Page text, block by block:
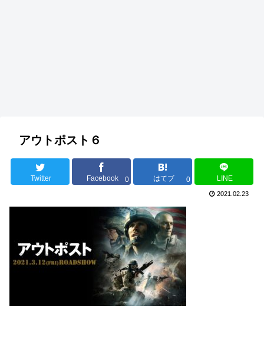
アウトポスト６
Twitter Facebook 0 はてブ 0 LINE
2021.02.23